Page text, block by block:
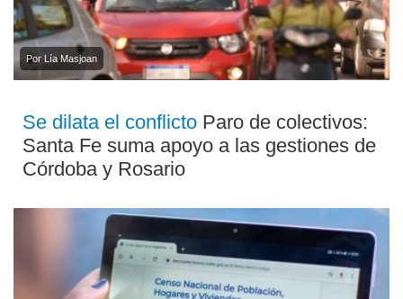
Por Lía Masjoan
Se dilata el conflicto Paro de colectivos:
Santa Fe suma apoyo a las gestiones de
Córdoba y Rosario